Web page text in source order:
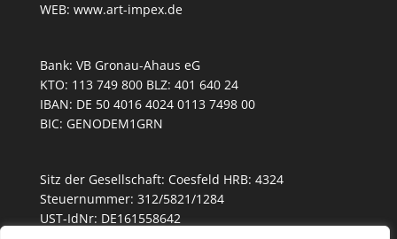
WEB: www.art-impex.de
Bank: VB Gronau-Ahaus eG
KTO: 113 749 800 BLZ: 401 640 24
IBAN: DE 50 4016 4024 0113 7498 00
BIC: GENODEM1GRN
Sitz der Gesellschaft: Coesfeld HRB: 4324
Steuernummer: 312/5821/1284
UST-IdNr: DE161558642